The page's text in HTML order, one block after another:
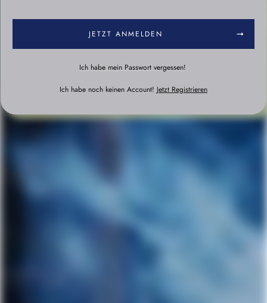
JETZT ANMELDEN
Ich habe mein Passwort vergessen!
Ich habe noch keinen Account! Jetzt Registrieren